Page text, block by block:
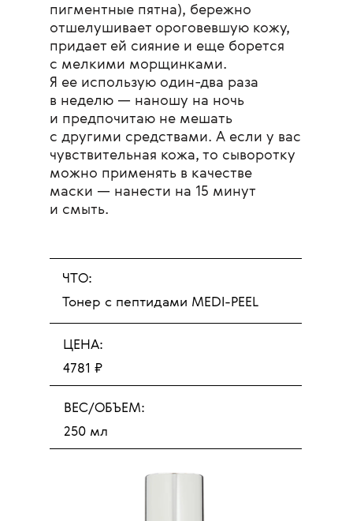
пигментные пятна), бережно
отшелушивает ороговевшую кожу,
придает ей сияние и еще борется
с мелкими морщинками.
Я ее использую один-два раза
в неделю — наношу на ночь
и предпочитаю не мешать
с другими средствами. А если у вас
чувствительная кожа, то сыворотку
можно применять в качестве
маски — нанести на 15 минут
и смыть.
ЧТО:
Тонер с пептидами MEDI-PEEL
ЦЕНА:
4781 ₽
ВЕС/ОБЪЕМ:
250 мл